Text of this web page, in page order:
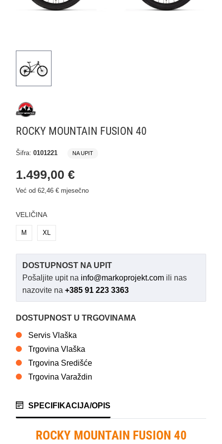
ROCKY MOUNTAIN FUSION 40
Šifra: 0101221 NA UPIT
1.499,00 €
Već od 62,46 € mjesečno
VELIČINA
M XL
DOSTUPNOST NA UPIT
Pošaljite upit na info@markoprojekt.com ili nas
nazovite na +385 91 223 3363
DOSTUPNOST U TRGOVINAMA
Servis Vlaška
Trgovina Vlaška
Trgovina Središće
Trgovina Varaždin
SPECIFIKACIJA/OPIS
ROCKY MOUNTAIN FUSION 40